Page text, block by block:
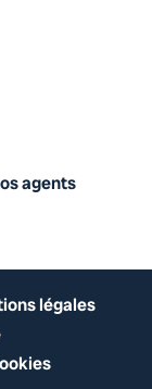
agents
légales